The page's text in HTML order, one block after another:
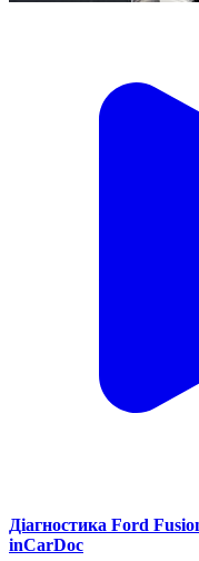
Діагностика Ford
inCarDoc